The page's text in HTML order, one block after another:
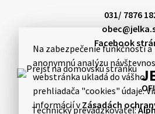
Na zabezpečenie funkčnosti a
anonymnú analýzu
webstránka ukladá do vášho
prehliadača "cookies" údaje.
informácií vZásadách
Smútočný oznam:
Vážení obyvatelia!S hlbokým
oznamujeme, že vo veku 48
Norbert Rajcsányi, Annus.
dňa 5.08.2026 v stredu 10.15
Technický prevádzkovateľ:
031/ 7876
Facebook